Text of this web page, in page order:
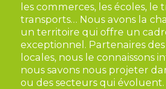
les commerces, les écoles, le
transports… Nous avons la
un territoire qui offre un
exceptionnel. Partenaires
locales, nous le connaissons
nous savons nous projeter
ou des secteurs qui évoluent.